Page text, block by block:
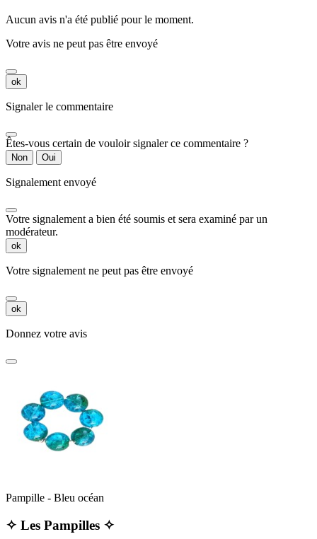
Aucun avis n'a été publié pour le moment.
Votre avis ne peut pas être envoyé
ok
Signaler le commentaire
Êtes-vous certain de vouloir signaler ce commentaire ?
Non Oui
Signalement envoyé
Votre signalement a bien été soumis et sera examiné par un
modérateur.
ok
Votre signalement ne peut pas être envoyé
ok
Donnez votre avis
Pampille - Bleu océan
✧ Les Pampilles ✧